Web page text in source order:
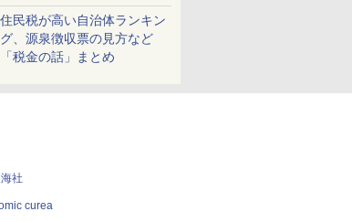
しよう！
住民税が高い自治体ランキン
グ、源泉徴収票の見方など
「税金の話」まとめ
社
curea